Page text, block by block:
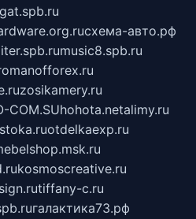
схема-авто.рф
music8.spb.ru
zosikamery.ru
COM.SUhohota.netalimy.ru
otdelkaexp.ru
kosmoscreative.ru
tiffany-c.ru
галактика73.рф